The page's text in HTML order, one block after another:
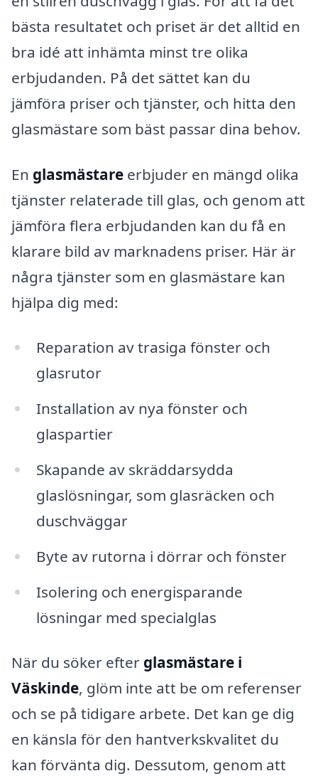
bästa resultatet och priset är det alltid en
bra idé att inhämta minst tre olika
erbjudanden. På det sättet kan du
jämföra priser och tjänster, och hitta den
glasmästare som bäst passar dina behov.
En glasmästare erbjuder en mängd olika
tjänster relaterade till glas, och genom att
jämföra flera erbjudanden kan du få en
klarare bild av marknadens priser. Här är
några tjänster som en glasmästare kan
hjälpa dig med:
Reparation av trasiga fönster och
glasrutor
Installation av nya fönster och
glaspartier
Skapande av skräddarsydda
glaslösningar, som glasräcken och
duschväggar
Byte av rutorna i dörrar och fönster
Isolering och energisparande
lösningar med specialglas
När du söker efter glasmästare i
Väskinde, glöm inte att be om referenser
och se på tidigare arbete. Det kan ge dig
en känsla för den hantverkskvalitet du
kan förvänta dig. Dessutom, genom att